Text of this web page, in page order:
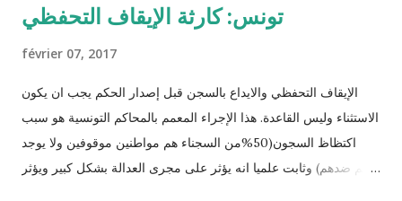
تونس: كارثة الإيقاف التحفظي
février 07, 2017
الإيقاف التحفظي والايداع بالسجن قبل إصدار الحكم يجب ان يكون
الاستثناء وليس القاعدة. هذا الإجراء المعمم بالمحاكم التونسية هو سبب
اكتظاظ السجون(50%من السجناء هم مواطنين موقوفين ولا يوجد
حكم ضدهم) وثابت علميا انه يؤثر على مجرى العدالة بشكل كبير ويؤثر